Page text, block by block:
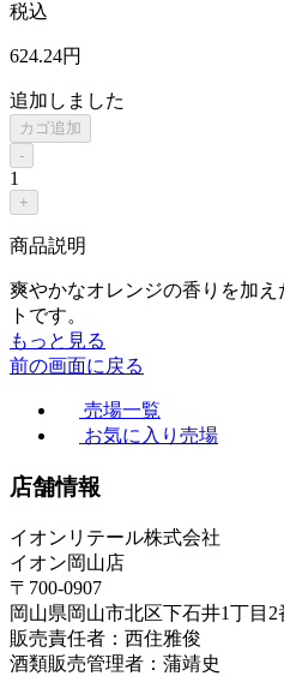
税込
624.24円
追加しました
カゴ追加
-
1
+
商品説明
爽やかなオレンジの香りを加
トです。
もっと見る
前の画面に戻る
売場一覧
お気に入り売場
店舗情報
イオンリテール株式会社
イオン岡山店
〒700-0907
岡山県岡山市北区下石井1丁目2
販売責任者：西住雅俊
酒類販売管理者：蒲靖史